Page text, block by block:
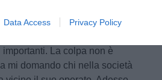
Data Access Privacy Policy
Io non credo che Corvino
La colpa non è
mi domando chi nella società